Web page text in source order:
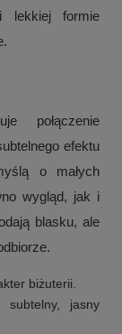
lekkiej formie
połączenie
efektu
o małych
wygląd, jak i
blasku, ale
biżuterii.
subtelny, jasny